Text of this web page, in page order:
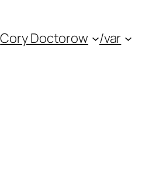
Cory Doctorow /var